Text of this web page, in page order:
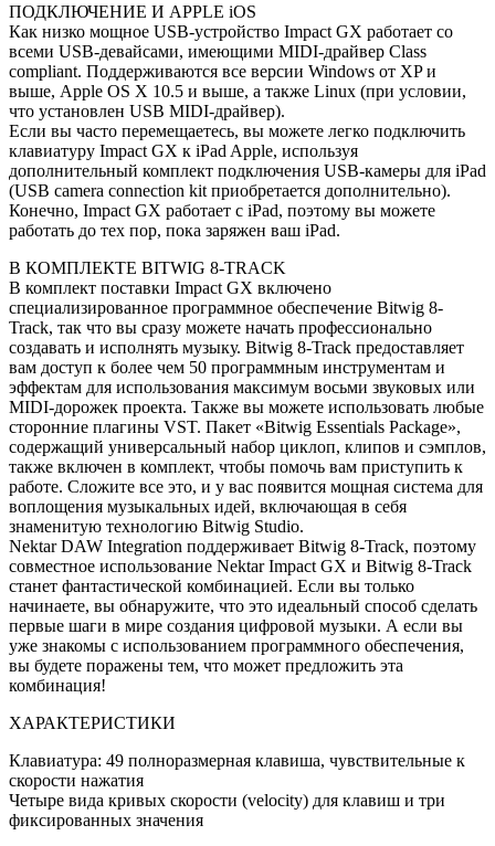
ПОДКЛЮЧЕНИЕ И APPLE iOS
Как низко мощное USB-устройство Impact GX работает со
всеми USB-девайсами, имеющими MIDI-драйвер Class
compliant. Поддерживаются все версии Windows от XP и
выше, Apple OS X 10.5 и выше, а также Linux (при условии,
что установлен USB MIDI-драйвер).
Если вы часто перемещаетесь, вы можете легко подключить
клавиатуру Impact GX к iPad Apple, используя
дополнительный комплект подключения USB-камеры для iPad
(USB camera connection kit приобретается дополнительно).
Конечно, Impact GX работает с iPad, поэтому вы можете
работать до тех пор, пока заряжен ваш iPad.
В КОМПЛЕКТЕ BITWIG 8-TRACK
В комплект поставки Impact GX включено
специализированное программное обеспечение Bitwig 8-
Track, так что вы сразу можете начать профессионально
создавать и исполнять музыку. Bitwig 8-Track предоставляет
вам доступ к более чем 50 программным инструментам и
эффектам для использования максимум восьми звуковых или
MIDI-дорожек проекта. Также вы можете использовать любые
сторонние плагины VST. Пакет «Bitwig Essentials Package»,
содержащий универсальный набор циклоп, клипов и сэмплов,
также включен в комплект, чтобы помочь вам приступить к
работе. Сложите все это, и у вас появится мощная система для
воплощения музыкальных идей, включающая в себя
знаменитую технологию Bitwig Studio.
Nektar DAW Integration поддерживает Bitwig 8-Track, поэтому
совместное использование Nektar Impact GX и Bitwig 8-Track
станет фантастической комбинацией. Если вы только
начинаете, вы обнаружите, что это идеальный способ сделать
первые шаги в мире создания цифровой музыки. А если вы
уже знакомы с использованием программного обеспечения,
вы будете поражены тем, что может предложить эта
комбинация!
ХАРАКТЕРИСТИКИ
Клавиатура: 49 полноразмерная клавиша, чувствительные к
скорости нажатия
Четыре вида кривых скорости (velocity) для клавиш и три
фиксированных значения